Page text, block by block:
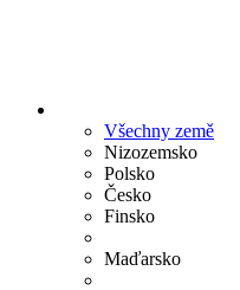
Všechny země
Nizozemsko
Polsko
Česko
Finsko
Maďarsko